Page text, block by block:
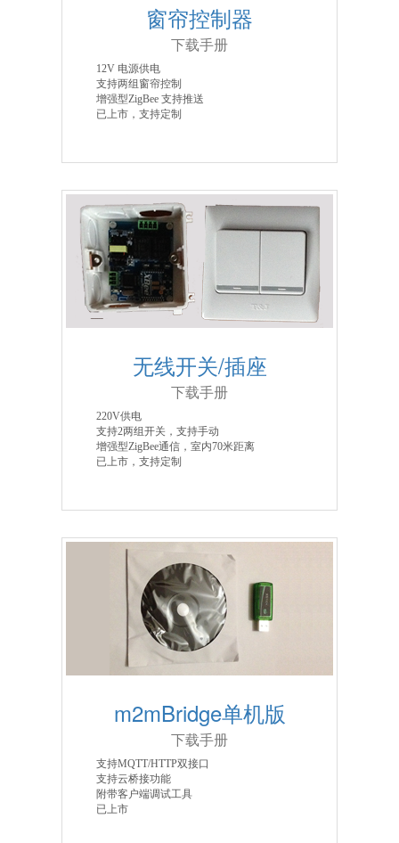
窗帘控制器
下载手册
12V 电源供电
支持两组窗帘控制
增强型ZigBee 支持推送
已上市，支持定制
无线开关/插座
下载手册
220V供电
支持2两组开关，支持手动
增强型ZigBee通信，室内70米距离
已上市，支持定制
m2mBridge单机版
下载手册
支持MQTT/HTTP双接口
支持云桥接功能
附带客户端调试工具
已上市